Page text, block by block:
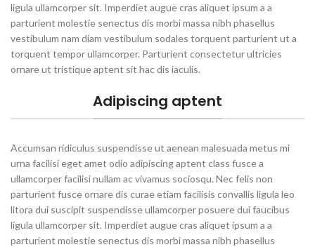
ligula ullamcorper sit. Imperdiet augue cras aliquet ipsum a a
parturient molestie senectus dis morbi massa nibh phasellus
vestibulum nam diam vestibulum sodales torquent parturient ut a
torquent tempor ullamcorper. Parturient consectetur ultricies
ornare ut tristique aptent sit hac dis iaculis.
Adipiscing aptent
Accumsan ridiculus suspendisse ut aenean malesuada metus mi
urna facilisi eget amet odio adipiscing aptent class fusce a
ullamcorper facilisi nullam ac vivamus sociosqu. Nec felis non
parturient fusce ornare dis curae etiam facilisis convallis ligula leo
litora dui suscipit suspendisse ullamcorper posuere dui faucibus
ligula ullamcorper sit. Imperdiet augue cras aliquet ipsum a a
parturient molestie senectus dis morbi massa nibh phasellus